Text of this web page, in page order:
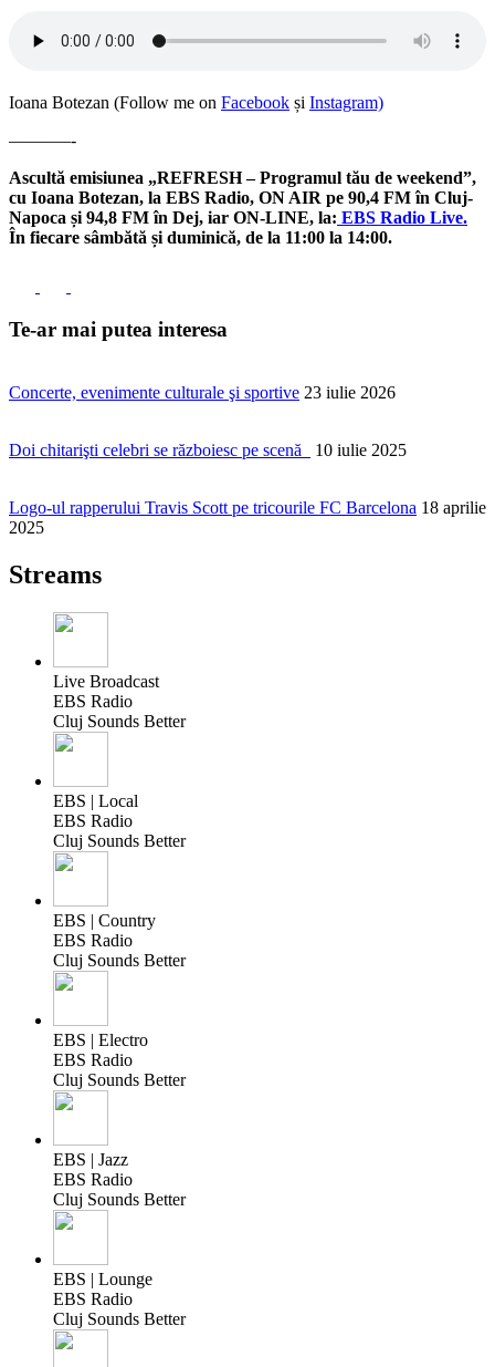
Ioana Botezan (Follow me on Facebook și Instagram)
–––––––-
Ascultă emisiunea „REFRESH – Programul tău de weekend”,
cu Ioana Botezan, la EBS Radio, ON AIR pe 90,4 FM în Cluj-
Napoca și 94,8 FM în Dej, iar ON-LINE, la: EBS Radio Live.
În fiecare sâmbătă și duminică, de la 11:00 la 14:00.
Te-ar mai putea interesa
Concerte, evenimente culturale şi sportive 23 iulie 2026
Doi chitarişti celebri se războiesc pe scenă 10 iulie 2025
Logo-ul rapperului Travis Scott pe tricourile FC Barcelona 18 aprilie
2025
Streams
Live Broadcast
EBS Radio
Cluj Sounds Better
EBS | Local
EBS Radio
Cluj Sounds Better
EBS | Country
EBS Radio
Cluj Sounds Better
EBS | Electro
EBS Radio
Cluj Sounds Better
EBS | Jazz
EBS Radio
Cluj Sounds Better
EBS | Lounge
EBS Radio
Cluj Sounds Better